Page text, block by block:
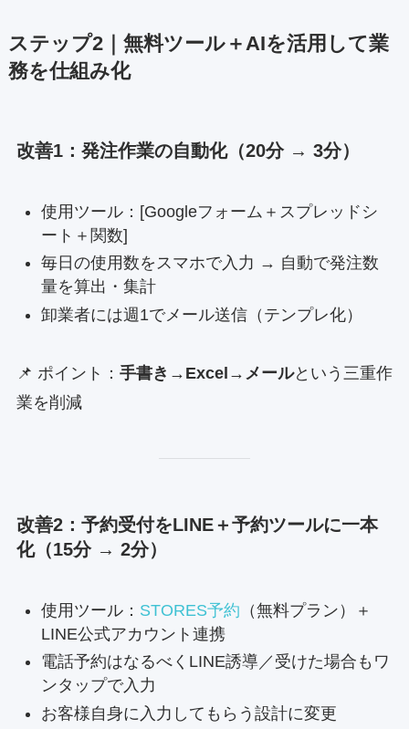
ステップ2｜無料ツール＋AIを活用して業
務を仕組み化
改善1：発注作業の自動化（20分 → 3分）
使用ツール：[Googleフォーム＋スプレッドシ
ート＋関数]
毎日の使用数をスマホで入力 → 自動で発注数
量を算出・集計
卸業者には週1でメール送信（テンプレ化）
📌 ポイント： 手書き→Excel→メールという三重作
業を削減
改善2：予約受付をLINE＋予約ツールに一本
化（15分 → 2分）
使用ツール： STORES予約 （無料プラン）＋
LINE公式アカウント連携
電話予約はなるべくLINE誘導／受けた場合もワ
ンタップで入力
お客様自身に入力してもらう設計に変更